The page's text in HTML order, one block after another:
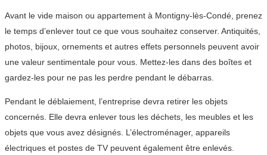
Avant le vide maison ou appartement à Montigny-lès-Condé, prenez
le temps d’enlever tout ce que vous souhaitez conserver. Antiquités,
photos, bijoux, ornements et autres effets personnels peuvent avoir
une valeur sentimentale pour vous. Mettez-les dans des boîtes et
gardez-les pour ne pas les perdre pendant le débarras.
Pendant le déblaiement, l’entreprise devra retirer les objets
concernés. Elle devra enlever tous les déchets, les meubles et les
objets que vous avez désignés. L’électroménager, appareils
électriques et postes de TV peuvent également être enlevés.